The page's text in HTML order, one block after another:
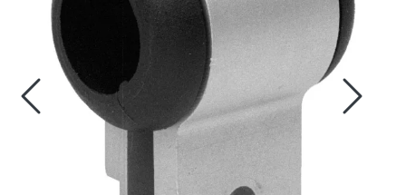
VVS
Motor/Styring
Fortøyning
Fritid/Sikkerhet